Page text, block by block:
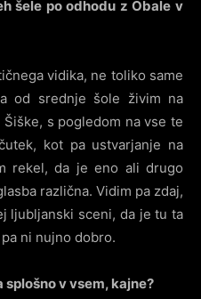
šele po odhodu z Obale v
vidika, ne toliko same
od srednje šole živim na
s pogledom na vse te
kot pa ustvarjanje na
rekel, da je eno ali drugo
različna. Vidim pa zdaj,
ljubljanski sceni, da je tu ta
ni nujno dobro.
v vsem, kajne?